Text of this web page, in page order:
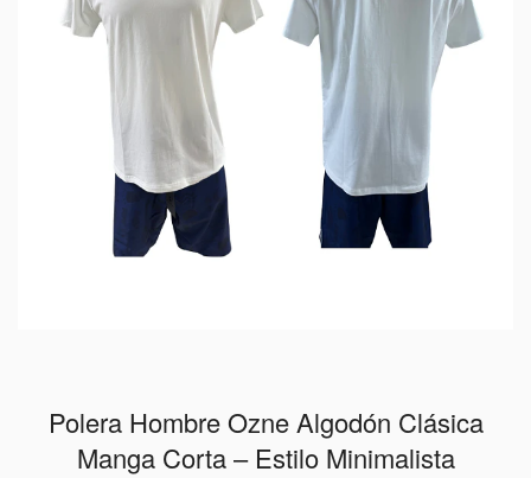
Polera Hombre Ozne Algodón Clásica
Manga Corta – Estilo Minimalista